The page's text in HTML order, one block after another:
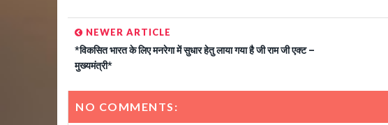
NEWER ARTICLE
*विकसित भारत के लिए मनरेगा में सुधार हेतु लाया गया है जी राम जी एक्ट –
मुख्यमंत्री*
NO COMMENTS: